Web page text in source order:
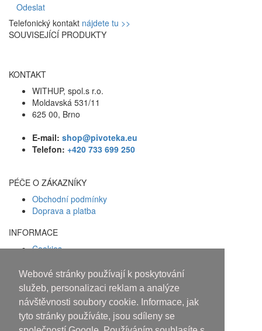
Webové stránky používají k poskytování
služeb, personalizaci reklam a analýze
návštěvnosti soubory cookie. Informace, jak
tyto stránky používáte, jsou sdíleny se
Odeslat
Telefonický kontakt nájdete tu >>
SOUVISEJÍCÍ PRODUKTY
KONTAKT
WITHUP, spol.s r.o.
Moldavská 531/11
625 00, Brno
E-mail: shop@pivoteka.eu
Telefon: +420 733 699 250
PÉČE O ZÁKAZNÍKY
Obchodní podmínky
Doprava a platba
INFORMACE
Cookies
Facebook
Osobám mladším 18 let alkohol